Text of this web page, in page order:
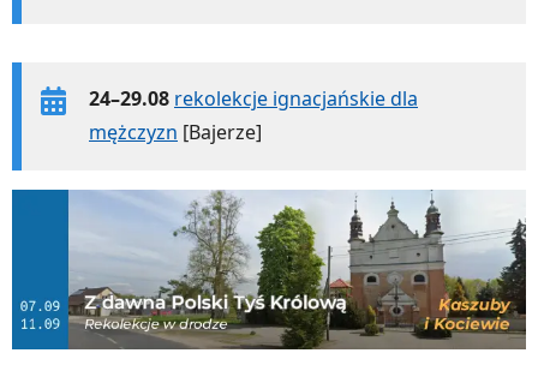
24–29.08 rekolekcje ignacjańskie dla
mężczyzn [Bajerze]